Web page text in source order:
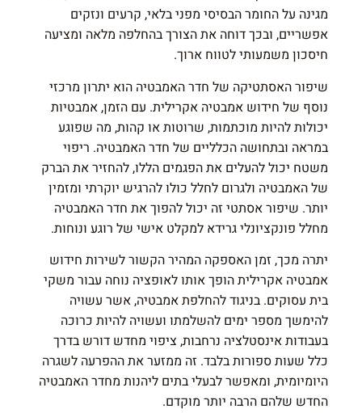
מגינה על החומר הבסיסי מפני בלאי, קרעים ונזקים
אפשריים, ובכך דוחה את הצורך בהחלפה מלאה ומציעה
חיסכון משמעותי לטווח ארוך.
שיפור האסתטיקה של חדר האמבטיה הוא יתרון מרכזי
נוסף של חידוש אמבטיה אקרילית. עם הזמן, אמבטיות
יכולות להיות מוכתמות, שרוטות או קהות, מה שפוגע
במראה ובתחושה הכלליים של חדר האמבטיה. ריפוי
משטח יכול להעלים את הפגמים הללו, להחזיר את הברק
של האמבטיה ולגרום לחלל כולו להרגיש יוקרתי ומזמין
יותר. שיפור אסתטי זה יכול להפוך את חדר האמבטיה
מחלל פונקציונלי גרידא למקלט אישי של רוגע ונוחות.
יתרה מכך, זמן האספקה המהיר הקשור לשירות חידוש
אמבטיה אקרילית הופך אותו לאופציה נוחה עבור משקי
בית עסוקים. בניגוד להחלפת אמבטיה, אשר עשויה
להימשך מספר ימים להשלמתו ועשויה להיות כרוכה
בעבודות אינסטלציה נרחבות, ציפוי מחדש דורש בדרך
כלל שעות ספורות בלבד. זה ממזער את ההפרעה לשגרה
היומיומית, ומאפשר לבעלי בתים ליהנות מחדר האמבטיה
החדש שלהם הרבה יותר מוקדם.